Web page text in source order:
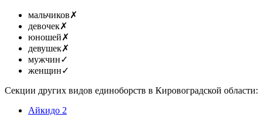
мальчиков✗
девочек✗
юношей✗
девушек✗
мужчин✓
женщин✓
Секции других видов единоборств в Кировоградской области:
Айкидо 2